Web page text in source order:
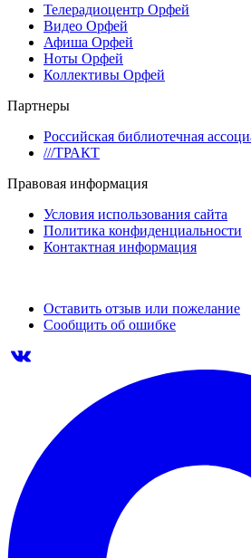
Телерадиоцентр Орфей
Видео Орфей
Афиша Орфей
Ноты Орфей
Коллективы Орфей
Партнеры
Российская библиотечная
///ТРАКТ
Правовая информация
Условия использования сайта
Политика конфиденциальности
Контактная информация
Оставить отзыв или пожелание
Сообщить об ошибке